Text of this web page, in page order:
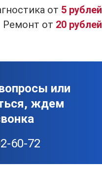
от 5 рублей
Ремонт от 20 рублей
или
ждем
60-72